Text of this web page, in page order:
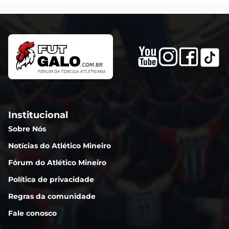
Institucional
Sobre Nós
Notícias do Atlético Mineiro
Fórum do Atlético Mineiro
Política de privacidade
Regras da comunidade
Fale conosco